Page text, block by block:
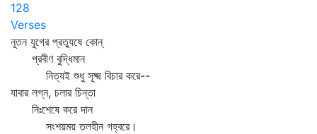
128
Verses
নূতন যুগের প্রত্যুষে কোন্‌
প্রবীণ বুদ্ধিমান
নিত্যই শুধু সূক্ষ্ম বিচার করে--
যাবার লগ্ন, চলার চিন্তা
নিঃশেষে করে দান
সংশয়ময় তলহীন গহ্বরে।